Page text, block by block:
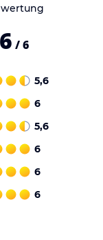
/ 6
5,6
6
5,6
6
6
6